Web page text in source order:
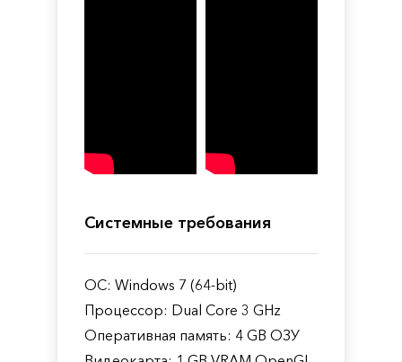
Системные требования
ОС: Windows 7 (64-bit)
Процессор: Dual Core 3 GHz
Оперативная память: 4 GB ОЗУ